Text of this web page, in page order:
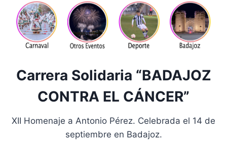
Carrera Solidaria “BADAJOZ
CONTRA EL CÁNCER”
XII Homenaje a Antonio Pérez. Celebrada el 14 de
septiembre en Badajoz.